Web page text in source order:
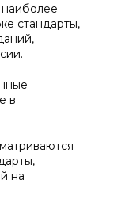
стандарты,
в
на